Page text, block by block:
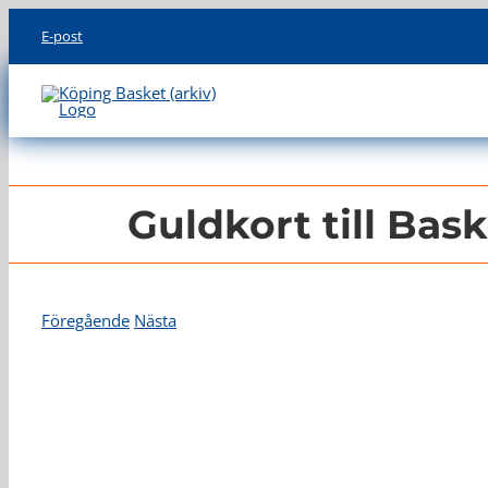
content
E-post
Guldkort till
Föregående Nästa